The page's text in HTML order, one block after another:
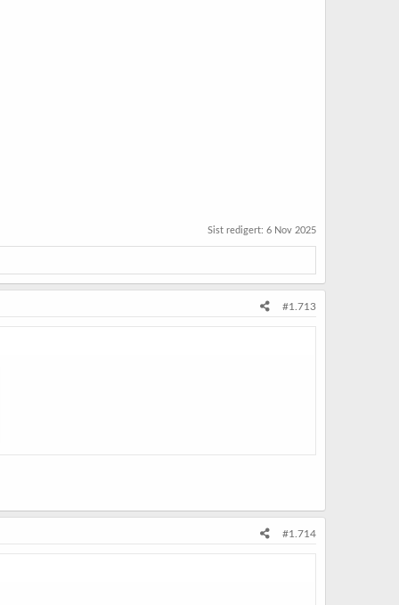
Sist redigert: 6 Nov 2025
#1.713
#1.714